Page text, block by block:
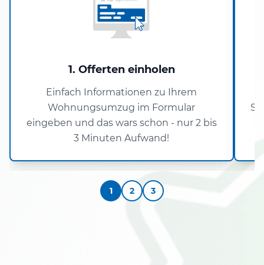
1. Offerten einholen
Einfach Informationen zu Ihrem
Wohnungsumzug im Formular
eingeben und das wars schon - nur 2 bis
3 Minuten Aufwand!
1 2 3